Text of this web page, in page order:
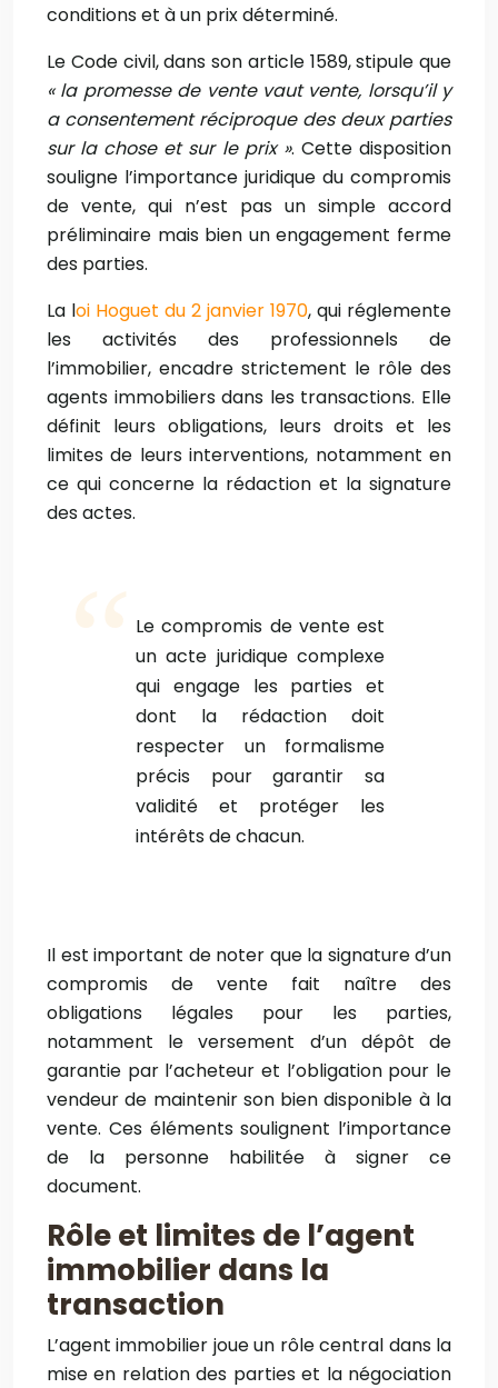
conditions et à un prix déterminé.
Le Code civil, dans son article 1589, stipule que
« la promesse de vente vaut vente, lorsqu’il y
a consentement réciproque des deux parties
sur la chose et sur le prix ». Cette disposition
souligne l’importance juridique du compromis
de vente, qui n’est pas un simple accord
préliminaire mais bien un engagement ferme
des parties.
La loi Hoguet du 2 janvier 1970, qui réglemente
les activités des professionnels de
l’immobilier, encadre strictement le rôle des
agents immobiliers dans les transactions. Elle
définit leurs obligations, leurs droits et les
limites de leurs interventions, notamment en
ce qui concerne la rédaction et la signature
des actes.
Le compromis de vente est
un acte juridique complexe
qui engage les parties et
dont la rédaction doit
respecter un formalisme
précis pour garantir sa
validité et protéger les
intérêts de chacun.
Il est important de noter que la signature d’un
compromis de vente fait naître des
obligations légales pour les parties,
notamment le versement d’un dépôt de
garantie par l’acheteur et l’obligation pour le
vendeur de maintenir son bien disponible à la
vente. Ces éléments soulignent l’importance
de la personne habilitée à signer ce
document.
Rôle et limites de l’agent
immobilier dans la
transaction
L’agent immobilier joue un rôle central dans la
mise en relation des parties et la négociation